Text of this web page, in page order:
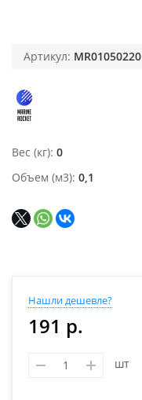
Артикул: MR01050220
Вес (кг) 0
Объем (м3) 0,1
Нашли дешевле?
191 р.
шт